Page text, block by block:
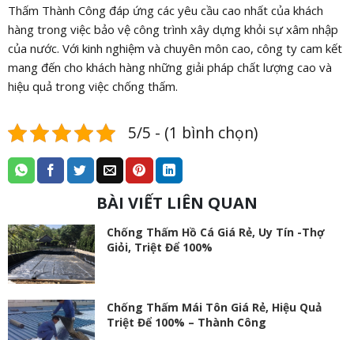
Thấm Thành Công đáp ứng các yêu cầu cao nhất của khách
hàng trong việc bảo vệ công trình xây dựng khỏi sự xâm nhập
của nước. Với kinh nghiệm và chuyên môn cao, công ty cam kết
mang đến cho khách hàng những giải pháp chất lượng cao và
hiệu quả trong việc chống thấm.
5/5 - (1 bình chọn)
BÀI VIẾT LIÊN QUAN
Chống Thấm Hồ Cá Giá Rẻ, Uy Tín -Thợ
Giỏi, Triệt Để 100%
Chống Thấm Mái Tôn Giá Rẻ, Hiệu Quả
Triệt Để 100% – Thành Công